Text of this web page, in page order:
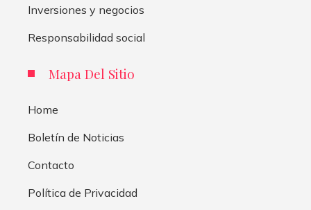
Inversiones y negocios
Responsabilidad social
Mapa Del Sitio
Home
Boletín de Noticias
Contacto
Política de Privacidad